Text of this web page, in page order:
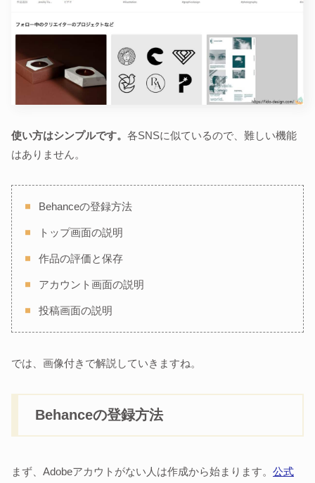
使い方はシンプルです。 各SNSに似ているので、難しい機能
はありません。
Behanceの登録方法
トップ画面の説明
作品の評価と保存
アカウント画面の説明
投稿画面の説明
では、画像付きで解説していきますね。
Behanceの登録方法
まず、Adobeアカウトがない人は作成から始まります。 公式